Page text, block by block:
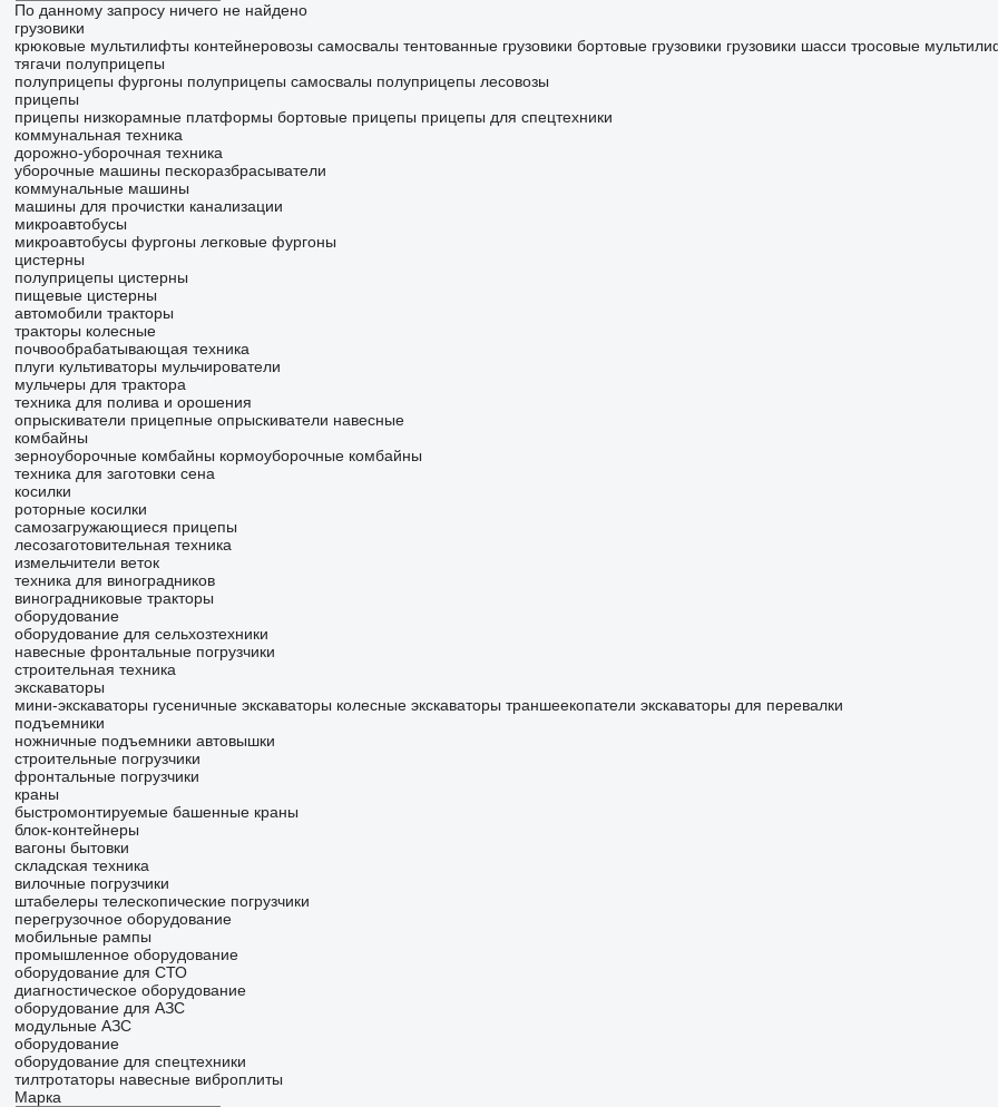
По данному запросу ничего не найдено
грузовики
крюковые мультилифты контейнеровозы самосвалы тентованные грузовики бортовые грузовики грузовики шасси тросовые
тягачи полуприцепы
полуприцепы фургоны полуприцепы самосвалы полуприцепы лесовозы
прицепы
прицепы низкорамные платформы бортовые прицепы прицепы для спецтехники
коммунальная техника
дорожно-уборочная техника
уборочные машины пескоразбрасыватели
коммунальные машины
машины для прочистки канализации
микроавтобусы
микроавтобусы фургоны легковые фургоны
цистерны
полуприцепы цистерны
пищевые цистерны
автомобили тракторы
тракторы колесные
почвообрабатывающая техника
плуги культиваторы мульчирователи
мульчеры для трактора
техника для полива и орошения
опрыскиватели прицепные опрыскиватели навесные
комбайны
зерноуборочные комбайны кормоуборочные комбайны
техника для заготовки сена
косилки
роторные косилки
самозагружающиеся прицепы
лесозаготовительная техника
измельчители веток
техника для виноградников
виноградниковые тракторы
оборудование
оборудование для сельхозтехники
навесные фронтальные погрузчики
строительная техника
экскаваторы
мини-экскаваторы гусеничные экскаваторы колесные экскаваторы траншеекопатели экскаваторы для перевалки
подъемники
ножничные подъемники автовышки
строительные погрузчики
фронтальные погрузчики
краны
быстромонтируемые башенные краны
блок-контейнеры
вагоны бытовки
складская техника
вилочные погрузчики
штабелеры телескопические погрузчики
перегрузочное оборудование
мобильные рампы
промышленное оборудование
оборудование для СТО
диагностическое оборудование
оборудование для АЗС
модульные АЗС
оборудование
оборудование для спецтехники
тилтротаторы навесные виброплиты
Марка